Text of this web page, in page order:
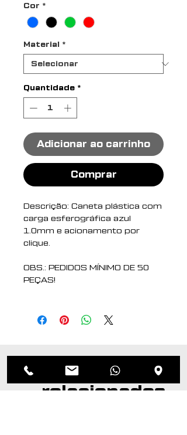
Cor *
Material *
Quantidade *
Adicionar ao carrinho
Comprar
Descrição: Caneta plástica com
carga esferográfica azul
1.0mm e acionamento por
clique.
OBS.: PEDIDOS MÍNIMO DE 50
PEÇAS!
Comprimento : 13,4 cm
Produtos
relacionados